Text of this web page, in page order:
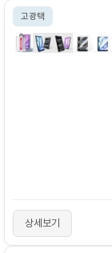
고광택
상세보기